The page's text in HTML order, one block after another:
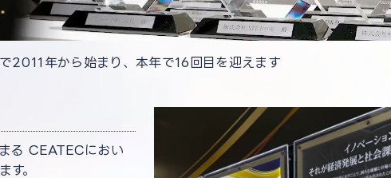
2011年から始まり、本年で16回目を迎えます
る CEATECにおい
す。